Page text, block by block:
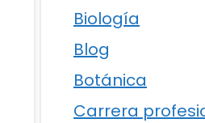
Biología
Blog
Botánica
Carrera